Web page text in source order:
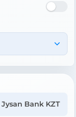
Jysan Bank KZT